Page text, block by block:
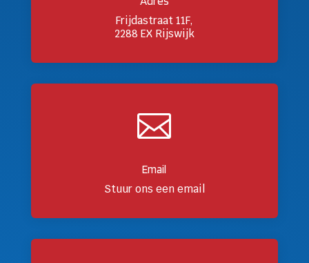
Frijdastraat 11F,
2288 EX Rijswijk

Email
Stuur ons een email